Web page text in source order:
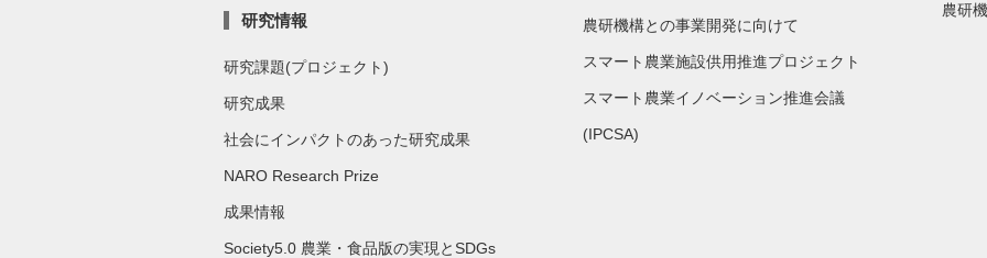
研究情報
研究課題(プロジェクト)
研究成果
社会にインパクトのあった研究成果
NARO Research Prize
成果情報
Society5.0 農業・食品版の実現とSDGs
農研機構との事業開発に向けて
スマート農業施設供用推進プロジェクト
スマート農業イノベーション推進会議
(IPCSA)
農研